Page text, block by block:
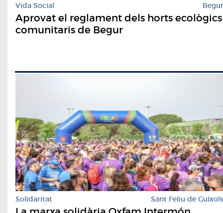
Vida Social Begur
Aprovat el reglament dels horts ecològics
comunitaris de Begur
Solidaritat Sant Feliu de Guíxols